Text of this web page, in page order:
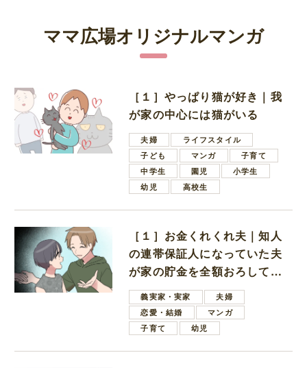
ママ広場オリジナルマンガ
［１］やっぱり猫が好き｜我
が家の中心には猫がいる
夫婦
ライフスタイル
子ども
マンガ
子育て
中学生
園児
小学生
幼児
高校生
［１］お金くれくれ夫｜知人
の連帯保証人になっていた夫
が家の貯金を全額おろしてほ
しいと言ってきた
義実家・実家
夫婦
恋愛・結婚
マンガ
子育て
幼児